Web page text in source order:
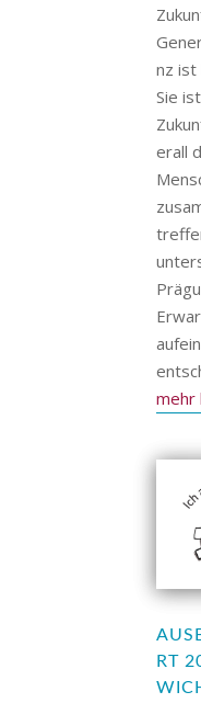
nz ist
Sie
erall
mehr
RT